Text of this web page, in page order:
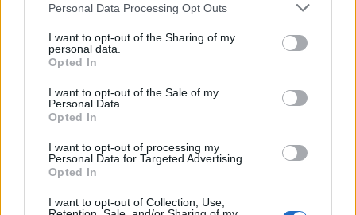
Personal Data Processing Opt Outs
I want to opt-out of the Sharing of my
personal data.
Opted In
I want to opt-out of the Sale of my
Personal Data.
Opted In
I want to opt-out of processing my
Personal Data for Targeted Advertising.
Opted In
I want to opt-out of Collection, Use,
Hysaj mbetet sërish
zgjedhje e parë për Sarrin
19:07 / 16/07/2023
“divorcit”, kush pritet ta
zëvendësojë shqiptarin